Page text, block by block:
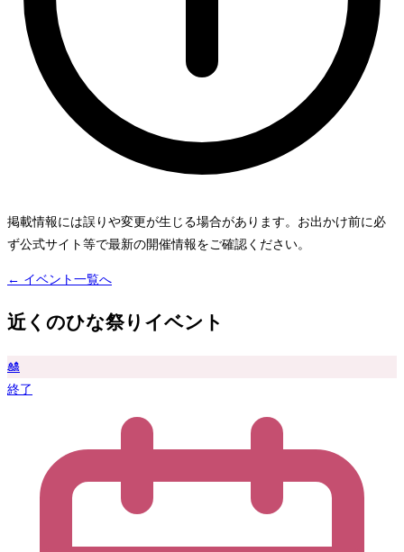
掲載情報には誤りや変更が生じる場合があります。お出かけ前に必
ず公式サイト等で最新の開催情報をご確認ください。
← イベント一覧へ
近くのひな祭りイベント
🎎
終了